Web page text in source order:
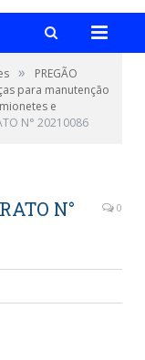
»
PREGÃO
para manutenção
e
N° 20210086
N°
0